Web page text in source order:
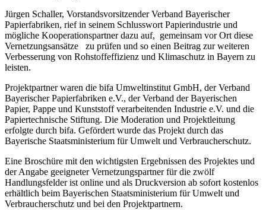
Jürgen Schaller, Vorstandsvorsitzender Verband Bayerischer
Papierfabriken, rief in seinem Schlusswort Papierindustrie und
mögliche Kooperationspartner dazu auf, gemeinsam vor Ort diese
Vernetzungsansätze zu prüfen und so einen Beitrag zur weiteren
Verbesserung von Rohstoffeffizienz und Klimaschutz in Bayern zu
leisten.
Projektpartner waren die bifa Umweltinstitut GmbH, der Verband
Bayerischer Papierfabriken e.V., der Verband der Bayerischen
Papier, Pappe und Kunststoff verarbeitenden Industrie e.V. und die
Papiertechnische Stiftung. Die Moderation und Projektleitung
erfolgte durch bifa. Gefördert wurde das Projekt durch das
Bayerische Staatsministerium für Umwelt und Verbraucherschutz.
Eine Broschüre mit den wichtigsten Ergebnissen des Projektes und
der Angabe geeigneter Vernetzungspartner für die zwölf
Handlungsfelder ist online und als Druckversion ab sofort kostenlos
erhältlich beim Bayerischen Staatsministerium für Umwelt und
Verbraucherschutz und bei den Projektpartnern.